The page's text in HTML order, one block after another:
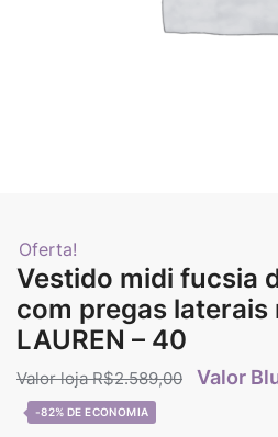
Oferta!
Vestido midi fucsia
com pregas laterais
LAUREN – 40
R$2.589,00
-82%